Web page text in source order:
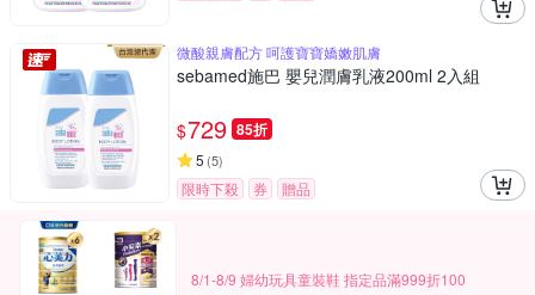
微酸親膚配方 呵護寶寶嬌嫩肌膚
sebamed施巴 嬰兒潤膚乳液200ml 2入組
$729 85折
5 (5)
限時下殺 券 贈品
8/1-8/9 婦幼玩具童裝鞋 指定品滿999折100